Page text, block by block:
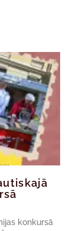
konkursā